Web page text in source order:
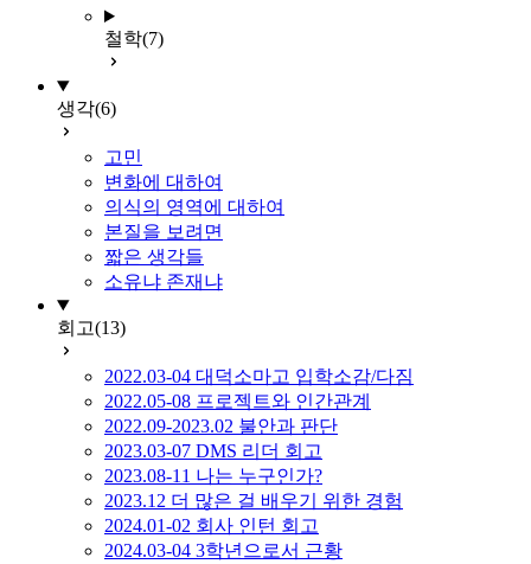
철학(7)
생각(6)
고민
변화에 대하여
의식의 영역에 대하여
본질을 보려면
짧은 생각들
소유냐 존재냐
회고(13)
2022.03-04 대덕소마고 입학소감/다짐
2022.05-08 프로젝트와 인간관계
2022.09-2023.02 불안과 판단
2023.03-07 DMS 리더 회고
2023.08-11 나는 누구인가?
2023.12 더 많은 걸 배우기 위한 경험
2024.01-02 회사 인턴 회고
2024.03-04 3학년으로서 근황